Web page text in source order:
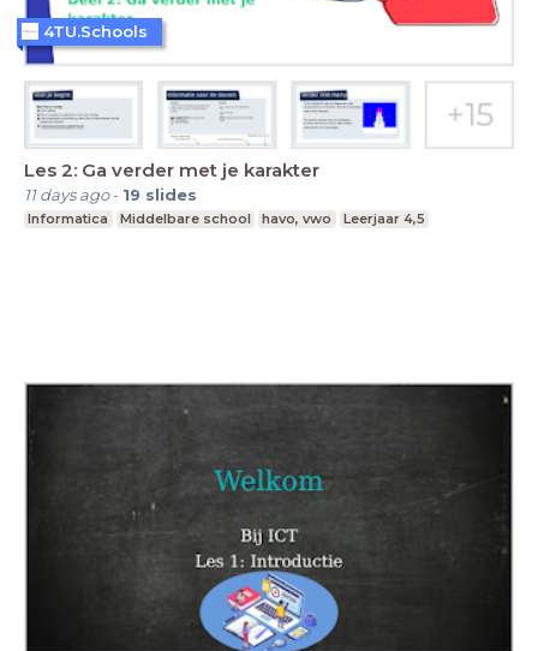
Les 2: Ga verder met je karakter
11 days ago- 19 slides
Informatica Middelbare school havo, vwo Leerjaar 4,5
4TU.Schools